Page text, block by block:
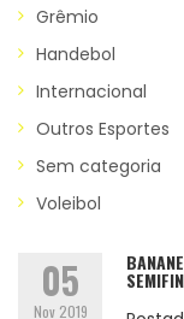
Grêmio
Handebol
Internacional
Outros Esportes
Sem categoria
Voleibol
05
Nov 2019